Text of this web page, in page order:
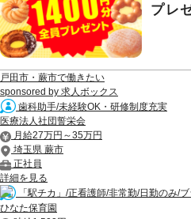
プレ
戸田市・蕨市で働きたい
sponsored by 求人ボックス
歯科助手/未経験OK・研修制度充実
医療法人社団誓栄会
月給27万円～35万円
埼玉県 蕨市
正社員
詳細を見る
「駅チカ」/正看護師/非常勤/日勤のみ/
ひなた保育園